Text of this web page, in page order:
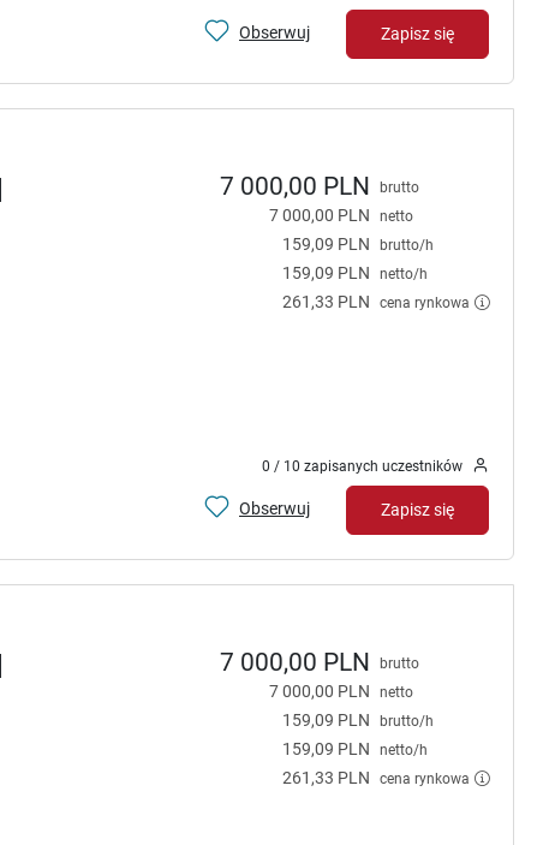
Obserwuj Zapisz się
7 000,00 PLN brutto
7 000,00 PLN netto
159,09 PLN brutto/h
159,09 PLN netto/h
261,33 PLN cena rynkowa
0 / 10 zapisanych uczestników
Obserwuj Zapisz się
7 000,00 PLN brutto
7 000,00 PLN netto
159,09 PLN brutto/h
159,09 PLN netto/h
261,33 PLN cena rynkowa